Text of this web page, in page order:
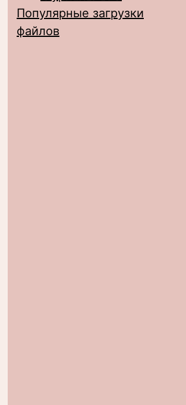
Популярные загрузки
файлов